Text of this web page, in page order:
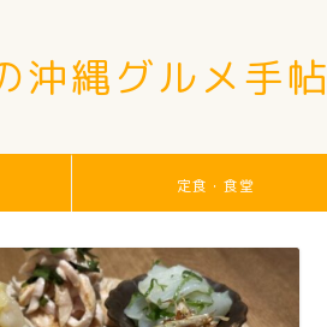
沖縄グルメ手帖
定食・食堂